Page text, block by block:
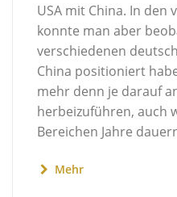
USA mit China. In den
konnte man aber
verschiedenen
China positioniert
mehr denn je darauf
herbeizuführen, auch
Bereichen Jahre
Mehr